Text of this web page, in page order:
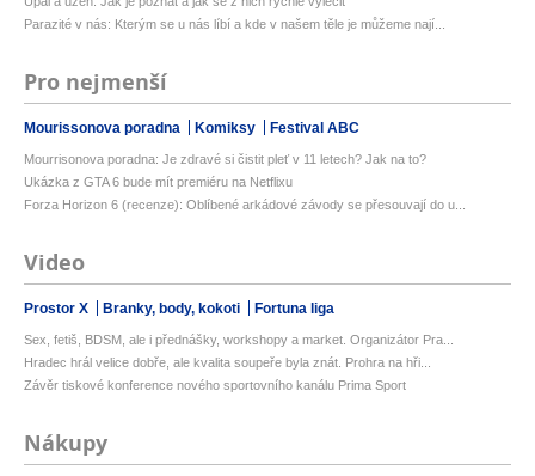
Parazité v nás: Kterým se u nás líbí a kde v našem těle je můžeme nají...
Pro nejmenší
Mourissonova poradna Komiksy Festival ABC
Mourrisonova poradna: Je zdravé si čistit pleť v 11 letech? Jak na to?
Ukázka z GTA 6 bude mít premiéru na Netflixu
Forza Horizon 6 (recenze): Oblíbené arkádové závody se přesouvají do u...
Video
Prostor X Branky, body, kokoti Fortuna liga
Sex, fetiš, BDSM, ale i přednášky, workshopy a market. Organizátor Pra...
Hradec hrál velice dobře, ale kvalita soupeře byla znát. Prohra na hři...
Závěr tiskové konference nového sportovního kanálu Prima Sport
Nákupy